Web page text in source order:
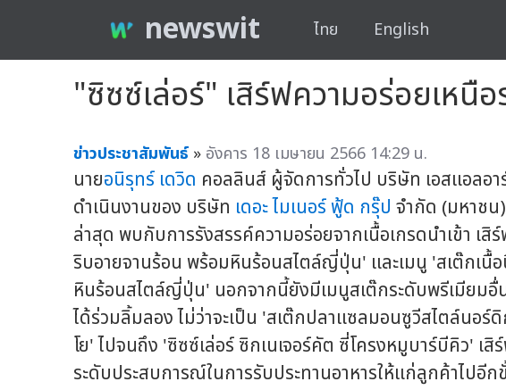
newswit ไทย English
"ซิซซ์เล่อร์" เสิร์ฟความอร่อยเหนื
ข่าวประชาสัมพันธ์ » อังคาร 18 เมษายน 2566 14:29 น.
นายอนิรุทร์ เดวิด คอลลินส์ ผู้จัดการทั่วไป บริษัท เอสแอลอา
ดำเนินงานของ บริษัท เดอะ ไมเนอร์ ฟู้ด กรุ๊ป จำกัด (มหาชน
ล่าสุด พบกับการรังสรรค์ความอร่อยจากเนื้อเกรดนำเข้า
ริบอายจานร้อน พร้อมหินร้อนสไตล์ญี่ปุ่น' และเมนู 'สเต๊กเนื้
หินร้อนสไตล์ญี่ปุ่น' นอกจากนี้ยังมีเมนูสเต๊กระดับพรีเมียม
ได้ร่วมลิ้มลอง ไม่ว่าจะเป็น 'สเต๊กปลาแซลมอนซูวีสไตล์นอ
โย' ไปจนถึง 'ซิซซ์เล่อร์ ซิกเนเจอร์คัต ซี่โครงหมูบาร์บีคิว' เ
ระดับประสบการณ์ในการรับประทานอาหารให้แก่ลูกค้าไปอี